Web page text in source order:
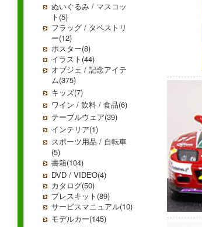
ぬいぐるみ / マスコッ
ト(5)
フラッグ / タペストリ
ー(12)
ポスター(8)
イラスト(44)
オブジェ / 記念アイテ
ム(375)
キッズ(7)
ワイン / 飲料 / 食品(6)
テーブルウェア(39)
インテリア(1)
スポーツ用品 / 自転車
(5)
書籍(104)
DVD / VIDEO(4)
カタログ(50)
プレスキット(89)
サービスマニュアル(10)
モデルカー(145)